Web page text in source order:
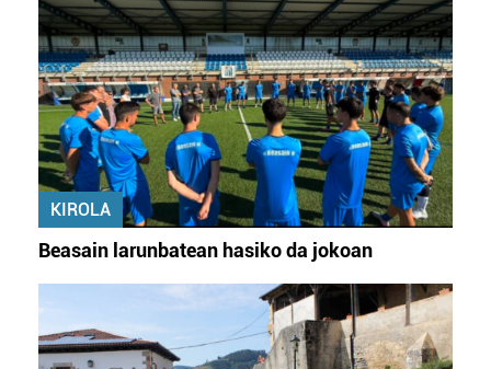
KIROLA
Beasain larunbatean hasiko da jokoan